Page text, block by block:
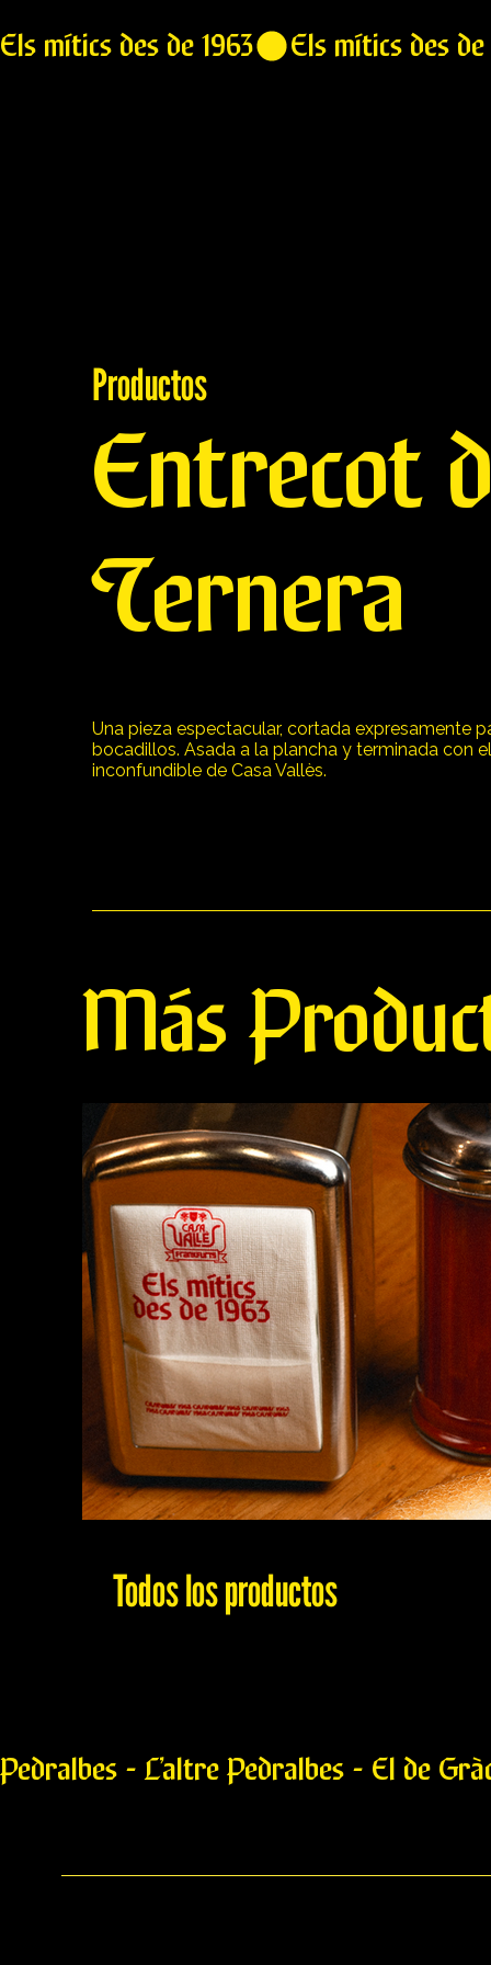
Els mítics des de 1963
Productos
Entrecot
Ternera
Una pieza espectacular, cortada expresamente
bocadillos. Asada a la plancha y terminada con
inconfundible de Casa Vallès.
Más
Todos los productos
Pedralbes - L’altre Pedralbes - El de